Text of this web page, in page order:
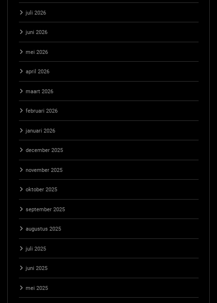
juli 2026
juni 2026
mei 2026
april 2026
maart 2026
februari 2026
januari 2026
december 2025
november 2025
oktober 2025
september 2025
augustus 2025
juli 2025
juni 2025
mei 2025